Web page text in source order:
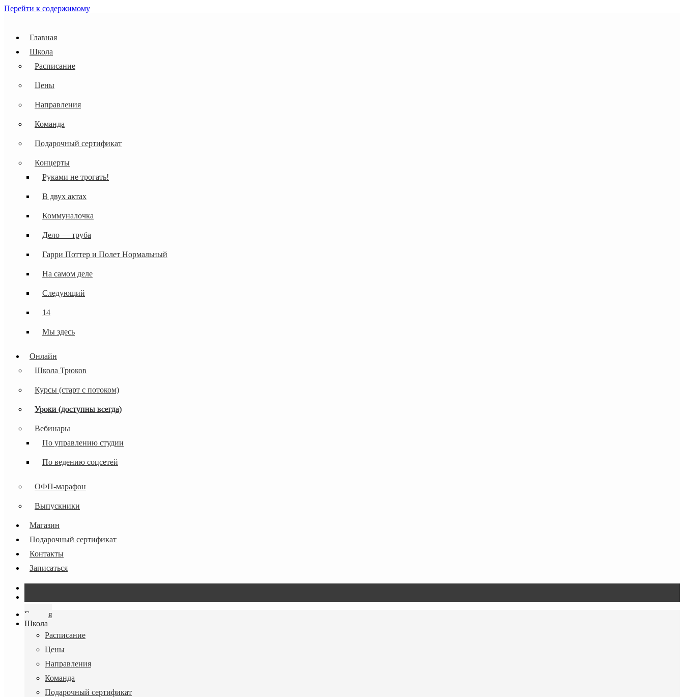
Перейти к содержимому
Главная
Школа
Расписание
Цены
Направления
Команда
Подарочный сертификат
Концерты
Руками не трогать!
В двух актах
Коммуналочка
Дело — труба
Гарри Поттер и Полет Нормальный
На самом деле
Следующий
14
Мы здесь
Онлайн
Школа Трюков
Курсы (старт с потоком)
Уроки (доступны всегда)
Вебинары
По управлению студии
По ведению соцсетей
ОФП-марафон
Выпускники
Магазин
Подарочный сертификат
Контакты
Записаться
Главная
Школа
Расписание
Цены
Направления
Команда
Подарочный сертификат